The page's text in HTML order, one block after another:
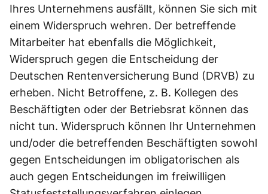
Ihres Unternehmens ausfällt, können Sie sich mit
einem Widerspruch wehren. Der betreffende
Mitarbeiter hat ebenfalls die Möglichkeit,
Widerspruch gegen die Entscheidung der
Deutschen Rentenversicherung Bund (DRVB) zu
erheben. Nicht Betroffene, z. B. Kollegen des
Beschäftigten oder der Betriebsrat können das
nicht tun. Widerspruch können Ihr Unternehmen
und/oder die betreffenden Beschäftigten sowohl
gegen Entscheidungen im obligatorischen als
auch gegen Entscheidungen im freiwilligen